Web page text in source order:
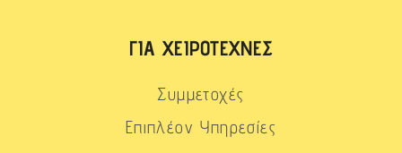
ΓΙΑ ΧΕΙΡΟΤΈΧΝΕΣ
Συμμετοχές
Επιπλέον Υπηρεσίες